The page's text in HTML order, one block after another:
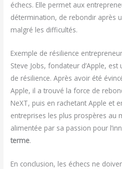
échecs. Elle permet aux
détermination, de rebondir après
malgré les difficultés.
Exemple de résilience
Steve Jobs, fondateur d’Apple,
de résilience. Après avoir été
Apple, il a trouvé la force de
NeXT, puis en rachetant Apple et
entreprises les plus prospères au
alimentée par sa passion pour
terme.
En conclusion, les échecs ne